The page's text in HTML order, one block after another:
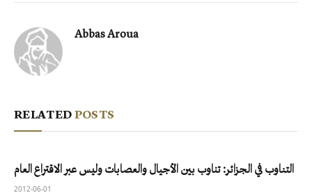
Abbas Aroua
RELATEDPOSTS
التناوب في الجزائر: تناوب بين الأجيال والعصابات وليس عبر الاقتراع العام
2012-06-01